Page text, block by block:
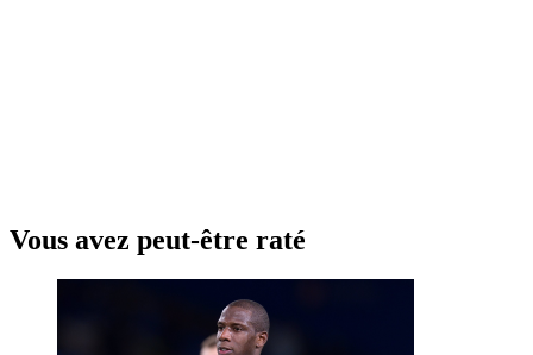
Vous avez peut-être raté